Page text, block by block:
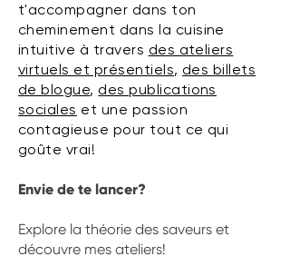
t'accompagner dans ton
cheminement dans la cuisine
intuitive à travers des ateliers
virtuels et présentiels, des billets
de blogue, des publications
sociales et une passion
contagieuse pour tout ce qui
goûte vrai!
Envie de te lancer?
Explore la théorie des saveurs et
découvre mes ateliers!